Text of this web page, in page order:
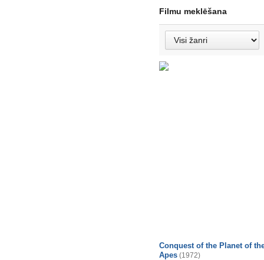
Filmu meklēšana
Conquest of the Planet of
Apes (1972)